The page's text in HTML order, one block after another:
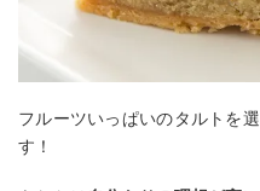
フルーツいっぱいのタルトを
す！